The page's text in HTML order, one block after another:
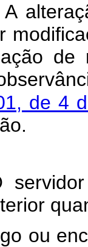
de
de 4
ou